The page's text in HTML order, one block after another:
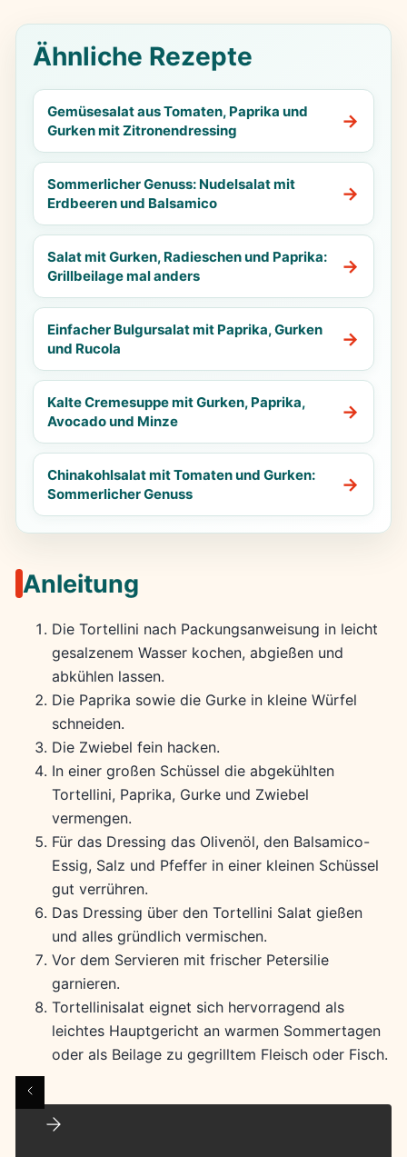
Ähnliche Rezepte
Gemüsesalat aus Tomaten, Paprika und
Gurken mit Zitronendressing
Sommerlicher Genuss: Nudelsalat mit
Erdbeeren und Balsamico
Salat mit Gurken, Radieschen und Paprika:
Grillbeilage mal anders
Einfacher Bulgursalat mit Paprika, Gurken
und Rucola
Kalte Cremesuppe mit Gurken, Paprika,
Avocado und Minze
Chinakohlsalat mit Tomaten und Gurken:
Sommerlicher Genuss
Anleitung
Die Tortellini nach Packungsanweisung in leicht
gesalzenem Wasser kochen, abgießen und
abkühlen lassen.
Die Paprika sowie die Gurke in kleine Würfel
schneiden.
Die Zwiebel fein hacken.
In einer großen Schüssel die abgekühlten
Tortellini, Paprika, Gurke und Zwiebel
vermengen.
Für das Dressing das Olivenöl, den Balsamico-
Essig, Salz und Pfeffer in einer kleinen Schüssel
gut verrühren.
Das Dressing über den Tortellini Salat gießen
und alles gründlich vermischen.
Vor dem Servieren mit frischer Petersilie
garnieren.
Tortellinisalat eignet sich hervorragend als
leichtes Hauptgericht an warmen Sommertagen
oder als Beilage zu gegrilltem Fleisch oder Fisch.